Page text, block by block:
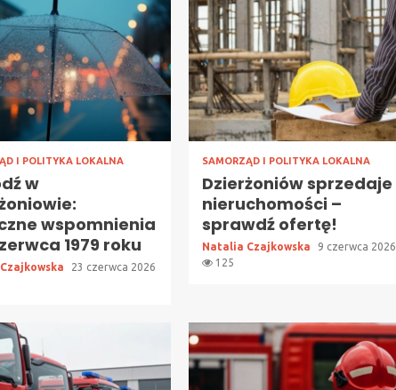
I POLITYKA LOKALNA
w
wspomnienia
1979 roku
23 czerwca 2026
SAMORZĄD I POLITYKA LOKALNA
Dzierżoniów sprzedaje
nieruchomości –
sprawdź ofertę!
Natalia Czajkowska
9 czerwca 2026
125